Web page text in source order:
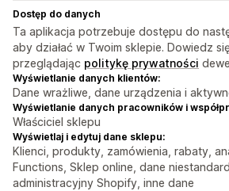
Dostęp do danych
Ta aplikacja potrzebuje dostępu do
aby działać w Twoim sklepie. Dowiedz
przeglądając politykę prywatności
Wyświetlanie danych klientów:
Dane wrażliwe, dane urządzenia i
Wyświetlanie danych pracowników i
Właściciel sklepu
Wyświetlaj i edytuj dane sklepu:
Klienci, produkty, zamówienia, rabaty,
Functions, Sklep online, dane
administracyjny Shopify, inne dane